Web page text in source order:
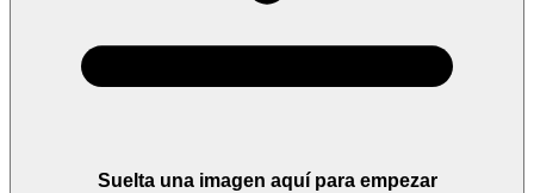
Suelta una imagen aquí para empezar